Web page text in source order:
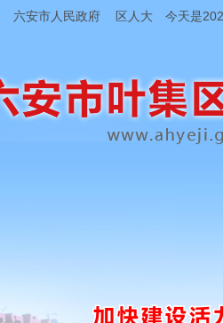
六安市人民政府 区人大 今天是